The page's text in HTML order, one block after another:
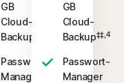
GB
Cloud-
Backup
Passwort-
Manager
GB
Cloud-
Backup‡‡,4
Passwort-
Manager